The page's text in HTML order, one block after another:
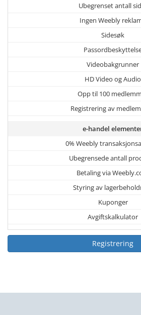
Ubegrenset antall
Ingen Weebly
Sidesøk
Videobakgrunner
HD Video og Audio
Opp til 100
Registrering av
e-handel
0% Weebly
Ubegrensede antall
Betaling via
Styring av
Kuponger
Avgiftskalkulator
Registrering